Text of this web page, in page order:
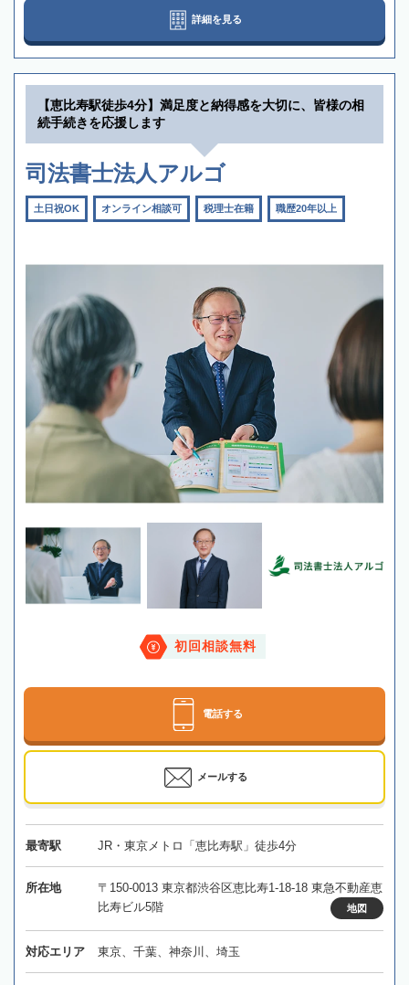
詳細を見る
【恵比寿駅徒歩4分】満足度と納得感を大切に、皆様の相
続手続きを応援します
司法書士法人アルゴ
土日祝OK オンライン相談可 税理士在籍 職歴20年以上
初回相談無料
電話する
メールする
最寄駅 JR・東京メトロ「恵比寿駅」徒歩4分
所在地
〒150-0013 東京都渋谷区恵比寿1-18-18 東急不動産恵
比寿ビル5階
地図
対応エリア 東京、千葉、神奈川、埼玉